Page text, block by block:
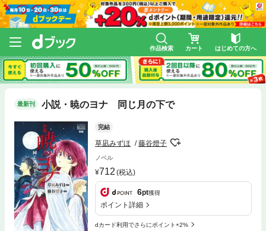
作品検索 カート はじめての方へ
最新刊 小説・暁のヨナ 同じ月の下で
完結
草凪みずほ 藤谷燈子
ノベル
712 (税込)
6pt獲得
ポイント詳細
dカード利用でさらにポイント+2%